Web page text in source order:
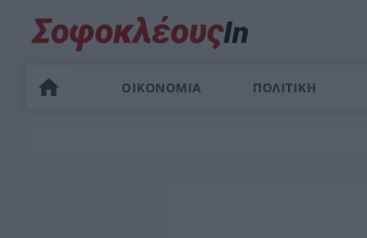
ΟΙΚΟΝΟΜΙΑ ΠΟΛΙΤΙΚΗ